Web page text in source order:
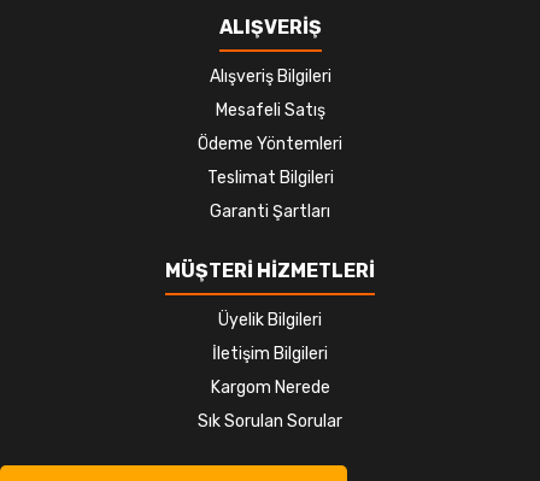
ALIŞVERİŞ
Alışveriş Bilgileri
Mesafeli Satış
Ödeme Yöntemleri
Teslimat Bilgileri
Garanti Şartları
MÜŞTERİ HİZMETLERİ
Üyelik Bilgileri
İletişim Bilgileri
Kargom Nerede
Sık Sorulan Sorular